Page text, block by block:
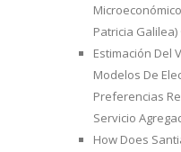
Patricia Galilea)
Estimación Del
Modelos De
Preferencias
Servicio
How Does